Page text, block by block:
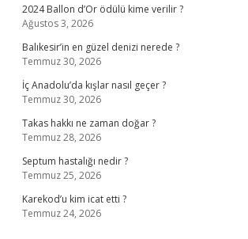
2024 Ballon d’Or ödülü kime verilir ?
Ağustos 3, 2026
Balıkesir’in en güzel denizi nerede ?
Temmuz 30, 2026
İç Anadolu’da kışlar nasıl geçer ?
Temmuz 30, 2026
Takas hakkı ne zaman doğar ?
Temmuz 28, 2026
Septum hastalığı nedir ?
Temmuz 25, 2026
Karekod’u kim icat etti ?
Temmuz 24, 2026